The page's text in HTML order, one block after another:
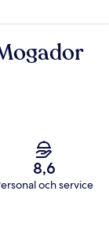
8,6
och service